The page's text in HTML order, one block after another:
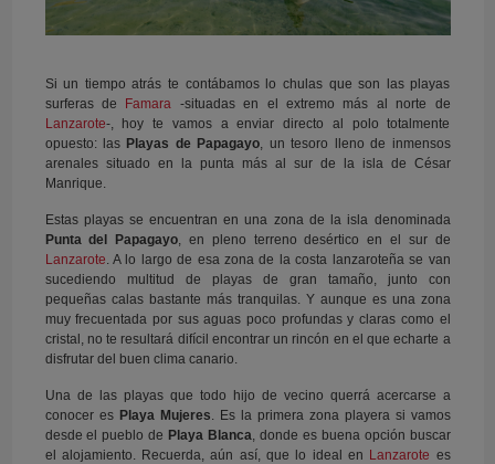
Si un tiempo atrás te contábamos lo chulas que son las playas
surferas de Famara -situadas en el extremo más al norte de
Lanzarote-, hoy te vamos a enviar directo al polo totalmente
opuesto: las Playas de Papagayo , un tesoro lleno de inmensos
arenales situado en la punta más al sur de la isla de César
Manrique.
Estas playas se encuentran en una zona de la isla denominada
Punta del Papagayo , en pleno terreno desértico en el sur de
Lanzarote . A lo largo de esa zona de la costa lanzaroteña se van
sucediendo multitud de playas de gran tamaño, junto con
pequeñas calas bastante más tranquilas. Y aunque es una zona
muy frecuentada por sus aguas poco profundas y claras como el
cristal, no te resultará difícil encontrar un rincón en el que echarte a
disfrutar del buen clima canario.
Una de las playas que todo hijo de vecino querrá acercarse a
conocer es Playa Mujeres . Es la primera zona playera si vamos
desde el pueblo de Playa Blanca , donde es buena opción buscar
el alojamiento. Recuerda, aún así, que lo ideal en Lanzarote es